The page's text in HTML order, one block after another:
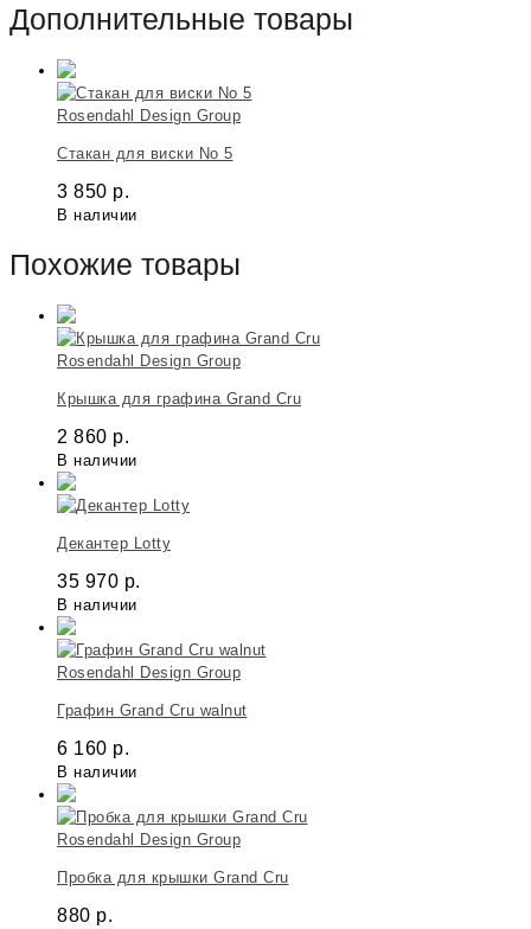
Дополнительные товары
Rosendahl Design Group
Стакан для виски No 5
3 850 р.
В наличии
Похожие товары
Rosendahl Design Group
Крышка для графина Grand Cru
2 860 р.
В наличии
Декантер Lotty
35 970 р.
В наличии
Rosendahl Design Group
Графин Grand Cru walnut
6 160 р.
В наличии
Rosendahl Design Group
Пробка для крышки Grand Cru
880 р.